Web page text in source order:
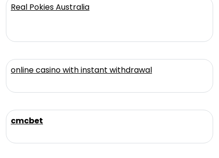
Real Pokies Australia
online casino with instant withdrawal
cmcbet